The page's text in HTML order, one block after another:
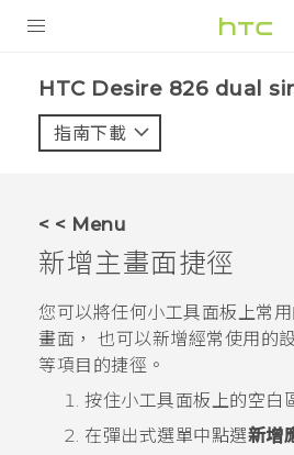
VIVE
應用程式
支援服務
HTC Desire 826 dual
指南下載
< < Menu
新增主畫面捷徑
您可以將任何小工具面板上常
畫面， 也可以新增經常使用的
等項目的捷徑。
按住小工具面板上的空白
在彈出式選單中點選新增